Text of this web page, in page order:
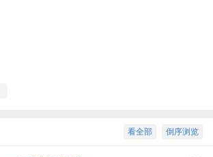
倒序浏览
看全部